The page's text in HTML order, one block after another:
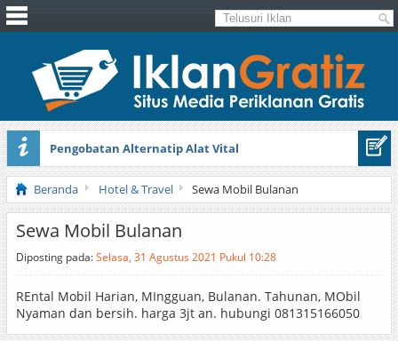
Pengobatan Alternatip Alat Vital
Pita Cantik Pesona
Beranda Hotel & Travel Sewa Mobil Bulanan
Sewa Mobil Bulanan
Diposting pada:Selasa, 31 Agustus 2021 Pukul 10:28
REntal Mobil Harian, MIngguan, Bulanan. Tahunan, MObil
Nyaman dan bersih. harga 3jt an. hubungi 081315166050